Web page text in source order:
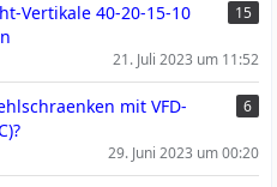
Vertikale 40-20-15-10
15
21. Juli 2023 um 11:52
mit VFD-
6
29. Juni 2023 um 00:20